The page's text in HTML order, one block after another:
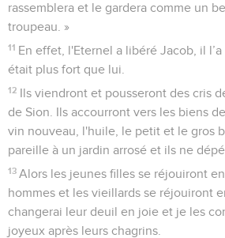
rassemblera et le gardera comme un
troupeau. »
11 En effet, l'Eternel a libéré Jacob, il
était plus fort que lui.
12 Ils viendront et pousseront des cris
de Sion. Ils accourront vers les biens
vin nouveau, l'huile, le petit et le gros
pareille à un jardin arrosé et ils ne
13 Alors les jeunes filles se réjouiront
hommes et les vieillards se réjouiront
changerai leur deuil en joie et je les
joyeux après leurs chagrins.